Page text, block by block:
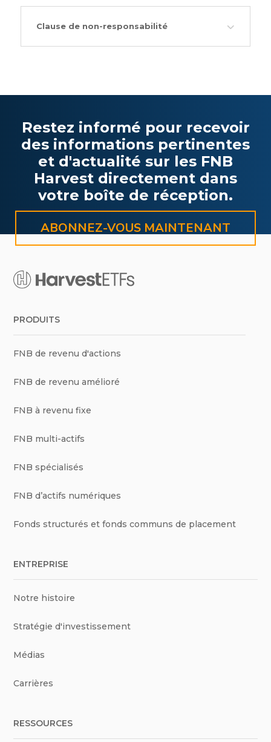
Clause de non-responsabilité
Restez informé pour recevoir
des informations pertinentes
et d'actualité sur les FNB
Harvest directement dans
votre boîte de réception.
ABONNEZ-VOUS MAINTENANT
PRODUITS
FNB de revenu d'actions
FNB de revenu amélioré
FNB à revenu fixe
FNB multi-actifs
FNB spécialisés
FNB d’actifs numériques
Fonds structurés et fonds communs de placement
ENTREPRISE
Notre histoire
Stratégie d'investissement
Médias
Carrières
RESSOURCES